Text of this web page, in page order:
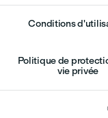
Conditions
Politique de
vie privée